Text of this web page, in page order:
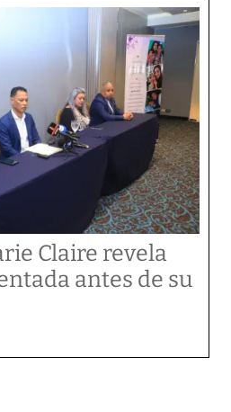
Claire revela
antes de su